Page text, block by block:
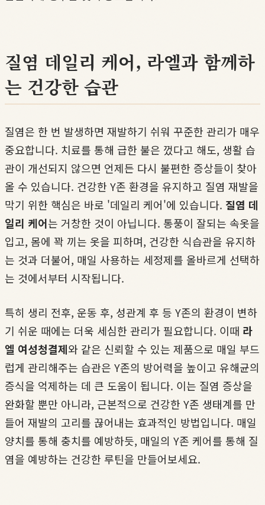
질염 데일리 케어, 라엘과 함께하
는 건강한 습관
질염은 한 번 발생하면 재발하기 쉬워 꾸준한 관리가 매우
중요합니다. 치료를 통해 급한 불은 껐다고 해도, 생활 습
관이 개선되지 않으면 언제든 다시 불편한 증상들이 찾아
올 수 있습니다. 건강한 Y존 환경을 유지하고 질염 재발을
막기 위한 핵심은 바로 '데일리 케어'에 있습니다. 질염 데
일리 케어는 거창한 것이 아닙니다. 통풍이 잘되는 속옷을
입고, 몸에 꽉 끼는 옷을 피하며, 건강한 식습관을 유지하
는 것과 더불어, 매일 사용하는 세정제를 올바르게 선택하
는 것에서부터 시작됩니다.
특히 생리 전후, 운동 후, 성관계 후 등 Y존의 환경이 변하
기 쉬운 때에는 더욱 세심한 관리가 필요합니다. 이때 라
엘 여성청결제와 같은 신뢰할 수 있는 제품으로 매일 부드
럽게 관리해주는 습관은 Y존의 방어력을 높이고 유해균의
증식을 억제하는 데 큰 도움이 됩니다. 이는 질염 증상을
완화할 뿐만 아니라, 근본적으로 건강한 Y존 생태계를 만
들어 재발의 고리를 끊어내는 효과적인 방법입니다. 매일
양치를 통해 충치를 예방하듯, 매일의 Y존 케어를 통해 질
염을 예방하는 건강한 루틴을 만들어보세요.